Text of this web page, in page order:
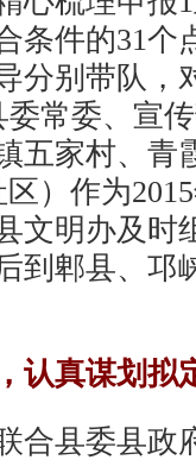
条件的31个
分别带队，
常委、宣
五家村、青
）作为
文明办及时
到郫县、邛
真谋划拟
县委县政